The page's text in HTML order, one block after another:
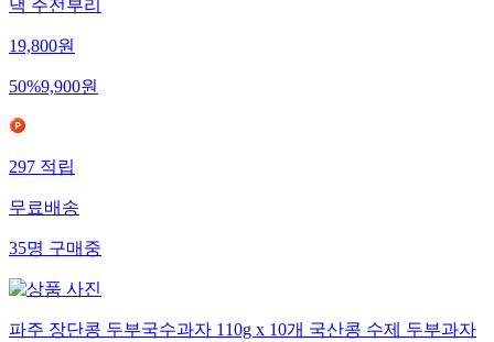
낵 주전부리
19,800원
50%9,900원
297적립
무료배송
35명구매중
파주 장단콩 두부국수과자 110g x 10개 국산콩 수제 두부과자